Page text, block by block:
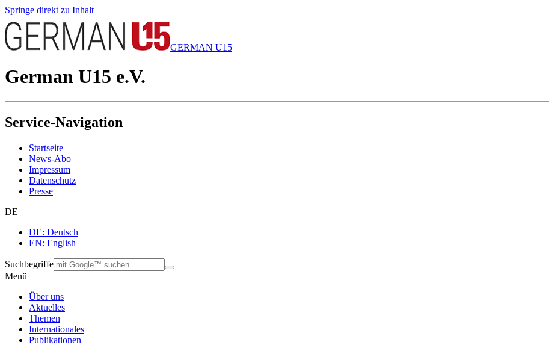
Springe direkt zu Inhalt
GERMAN U15
German U15 e.V.
Service-Navigation
Startseite
News-Abo
Impressum
Datenschutz
Presse
DE
DE: Deutsch
EN: English
Suchbegriffe
Menü
Über uns
Aktuelles
Themen
Internationales
Publikationen